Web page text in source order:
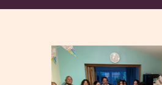
DHAMMA CLASSES
CONTACT US